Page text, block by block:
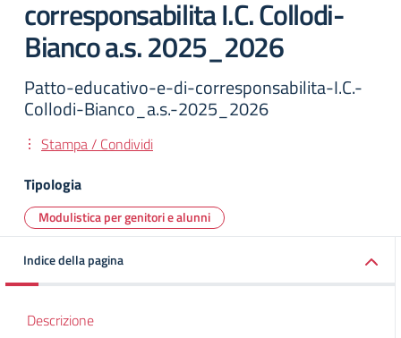
corresponsabilita I.C. Collodi-
Bianco a.s. 2025_2026
Patto-educativo-e-di-corresponsabilita-I.C.-
Collodi-Bianco_a.s.-2025_2026
Stampa / Condividi
Tipologia
Modulistica per genitori e alunni
Indice della pagina
Descrizione